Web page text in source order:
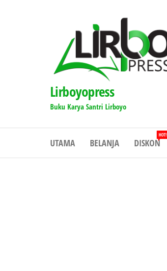
Lirboyopress
Buku Karya Santri Lirboyo
UTAMA BELANJA DISKON
HOT!